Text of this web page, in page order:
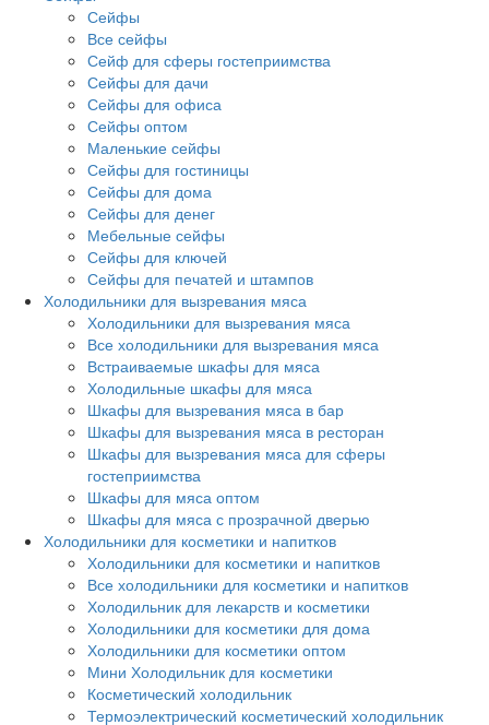
Сейфы
Все сейфы
Сейф для сферы гостеприимства
Сейфы для дачи
Сейфы для офиса
Сейфы оптом
Маленькие сейфы
Сейфы для гостиницы
Сейфы для дома
Сейфы для денег
Мебельные сейфы
Сейфы для ключей
Сейфы для печатей и штампов
Холодильники для вызревания мяса
Холодильники для вызревания мяса
Все холодильники для вызревания мяса
Встраиваемые шкафы для мяса
Холодильные шкафы для мяса
Шкафы для вызревания мяса в бар
Шкафы для вызревания мяса в ресторан
Шкафы для вызревания мяса для сферы
гостеприимства
Шкафы для мяса оптом
Шкафы для мяса с прозрачной дверью
Холодильники для косметики и напитков
Холодильники для косметики и напитков
Все холодильники для косметики и напитков
Холодильник для лекарств и косметики
Холодильники для косметики для дома
Холодильники для косметики оптом
Мини Холодильник для косметики
Косметический холодильник
Термоэлектрический косметический холодильник